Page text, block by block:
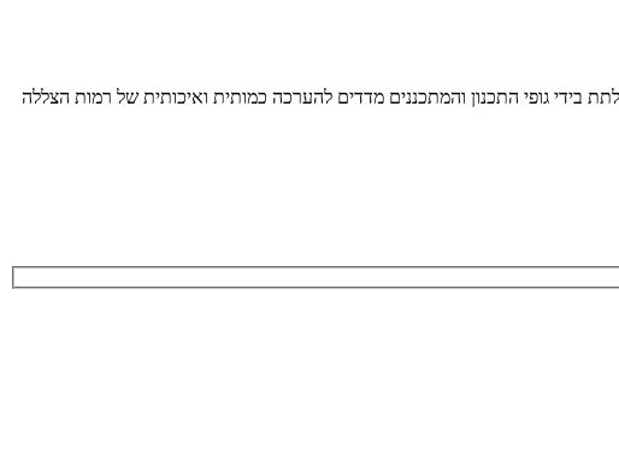
בידי גופי התכנון והמתכננים מדדים להערכה כמותית ואיכותית של רמות הצללה